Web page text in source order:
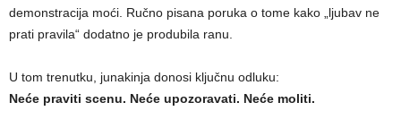
demonstracija moći. Ručno pisana poruka o tome kako „ljubav ne
prati pravila“ dodatno je produbila ranu.
U tom trenutku, junakinja donosi ključnu odluku:
Neće praviti scenu. Neće upozoravati. Neće moliti.